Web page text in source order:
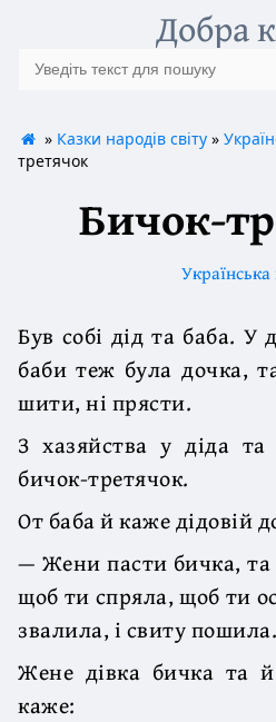
Добра
» Казки народів світу»
третячок
Бичок-
Українська
Був собі дід та баба. У
баби теж була дочка,
шити, ні прясти.
З хазяйства у діда
бичок-третячок.
От баба й каже дідовій
— Жени пасти бичка, та
щоб ти спряла, щоб ти
звалила, і свиту пошила.
Жене дівка бичка та
каже: